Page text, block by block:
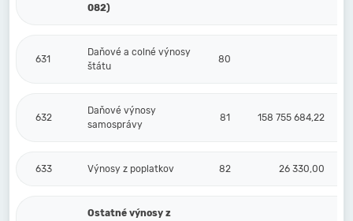
082)
631
Daňové a colné výnosy
štátu
80
632
Daňové výnosy
samosprávy
81 158 755 684,22
633 Výnosy z poplatkov 82 26 330,00
Ostatné výnosy z